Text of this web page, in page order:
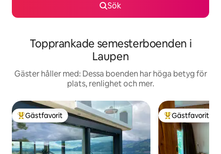
Sök
Topprankade semesterboenden i
Laupen
Gäster håller med: Dessa boenden har höga betyg för
plats, renlighet och mer.
Populär gästfavorit
Gästfavorit Populär
Gästfavorit